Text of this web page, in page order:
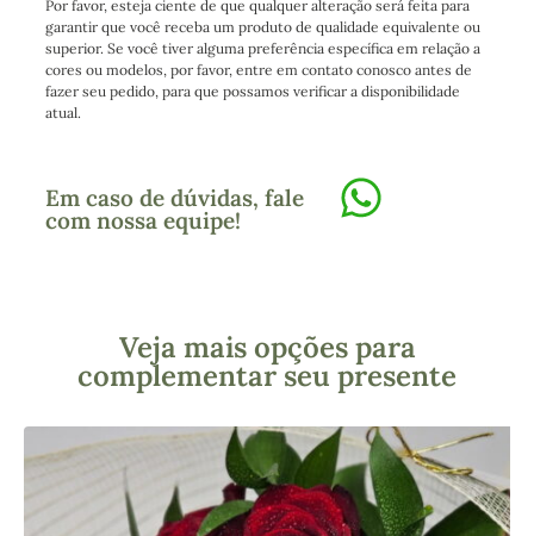
Por favor, esteja ciente de que qualquer alteração será feita para
garantir que você receba um produto de qualidade equivalente ou
superior. Se você tiver alguma preferência específica em relação a
cores ou modelos, por favor, entre em contato conosco antes de
fazer seu pedido, para que possamos verificar a disponibilidade
atual.
Em caso de dúvidas, fale
com nossa equipe!
Veja mais opções para
complementar seu presente